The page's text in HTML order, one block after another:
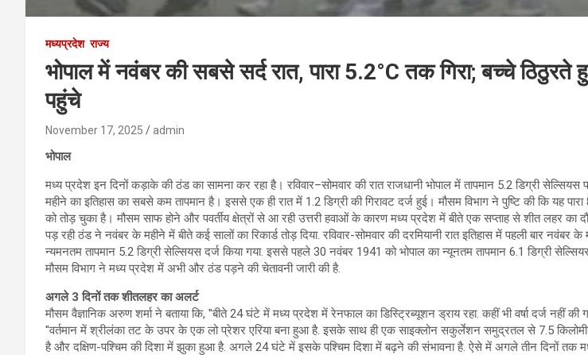
मध्यप्रदेश राज्य
भोपाल में नवंबर की सबसे सर्द रात, पारा 5.2°C तक गिरा; बच्चे ठिठुरते
पहुंचे
November 17, 2025 admin
भोपाल
मध्य प्रदेश इन दिनों कड़ाके की ठंड का सामना कर रहा है। रविवार–सोमवार की रात राजधानी भोपाल में तापमान 5.2 डिग्री सेल्सियस
महीने का इतिहास का सबसे कम तापमान है। इससे एक ही रात में 1.2 डिग्री की गिरावट दर्ज हुई। मौसम विभाग ने पुष्टि की कि यह पारा
को तोड़ चुका है। मौसम साफ होने और पवर्तीय क्षेत्रों से आ रही उत्तरी हवाओं के कारण मध्य प्रदेश में बीते एक सप्ताह से शीत लहर का
पड़ रही ठंड ने नवंबर के महीने में बीते कई सालों का रिकार्ड तोड़ दिया. रविवार-सोमवार की दरमियानी रात इतिहास में पहली बार नवंबर के
न्यमनतम तापमान 5.2 डिग्री सेल्सियस दर्ज किया गया. इससे पहले 30 नवंबर 1941 को भोपाल का न्यूनतम तापमान 6.1 डिग्री
मौसम विभाग ने मध्य प्रदेश में अभी और ठंड पड़ने की चेतावनी जारी की है.
अगले 3 दिनों तक शीतलहर का अलर्ट
मौसम वैज्ञानिक अरुण शर्मा ने बताया कि, ''बीते 24 घंटे में मध्य प्रदेश में रेनफाल का डिस्ट्रिब्यूशन ड्राय रहा. कहीं भी वर्षा दर्ज नहीं की
''वर्तमान में श्रीलंका तट के उपर के एक लो प्रेशर एरिया बना हुआ है. इसके साथ ही एक साइक्लोन सकुर्लेशन समुद्रतल से 7.5
है और दक्षिण-पश्चिम की दिशा में झुका हुआ है. अगले 24 घंटे में इसके पश्चिम दिशा में बढ़ने की संभावना है. ऐसे में अगले तीन दिनों तक